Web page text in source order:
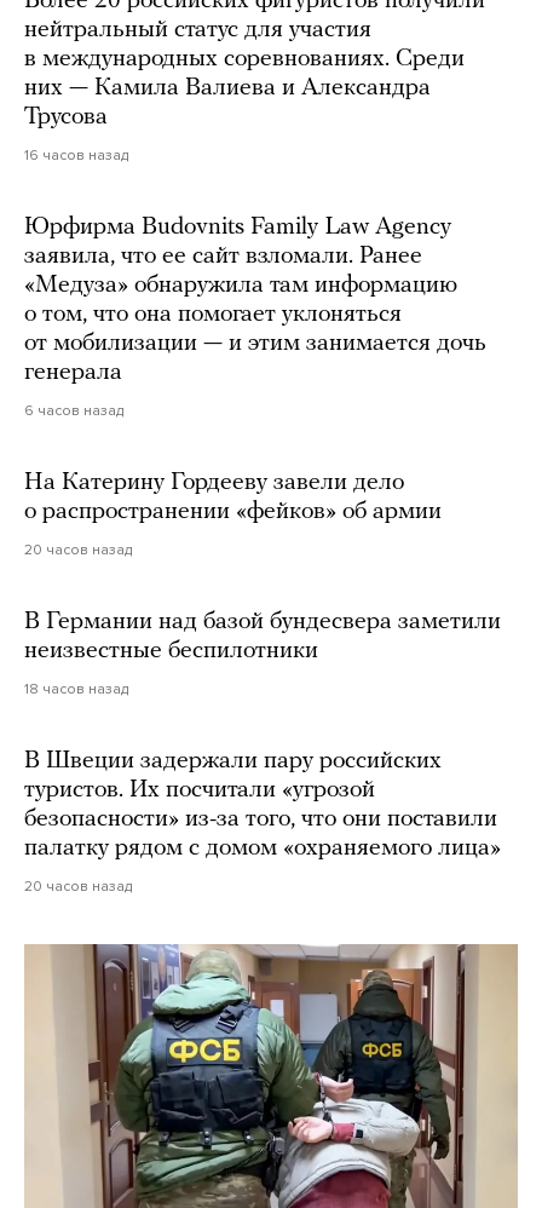
нейтральный статус для участия
в международных соревнованиях. Среди
них — Камила Валиева и Александра
Трусова
16 часов назад
Юрфирма Budovnits Family Law Agency
заявила, что ее сайт взломали. Ранее
«Медуза» обнаружила там информацию
о том, что она помогает уклоняться
от мобилизации — и этим занимается дочь
генерала
6 часов назад
На Катерину Гордееву завели дело
о распространении «фейков» об армии
20 часов назад
В Германии над базой бундесвера заметили
неизвестные беспилотники
18 часов назад
В Швеции задержали пару российских
туристов. Их посчитали «угрозой
безопасности» из-за того, что они поставили
палатку рядом с домом «охраняемого лица»
20 часов назад